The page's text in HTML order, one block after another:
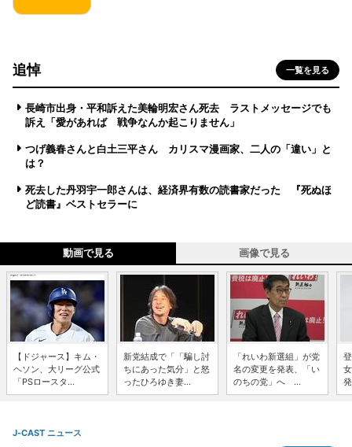
追悼 一覧を見る
長崎市出身・平和訴えた美輪明宏さん死去 ラストメッセージでも
訴え「愛があれば 戦争なんか起こりません」
つげ義春さんと白土三平さん カリスマ漫画家、二人の「違い」と
は？
死去した丹羽宇一郎さんは、経済界有数の読書家だった 『死ぬほ
ど読書』ベストセラーに
動画で見る 画像で見る
【ドジャース】キム・
ヘソン、大リーグ公式
「PSロースタ...
新党結成で「「騙し討
ちにあった気分」と怒
ったひろゆき妻...
「れいわ新選組」が党
名の変更を発表、「い
のちの党」へ ...
J-CAST ニュース